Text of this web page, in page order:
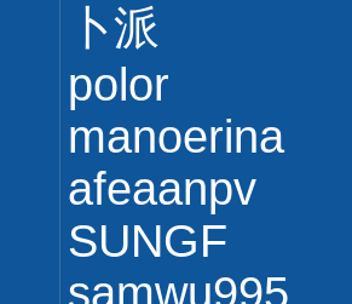
卜派
polor
manoerina
afeaanpv
SUNGF
samwu995